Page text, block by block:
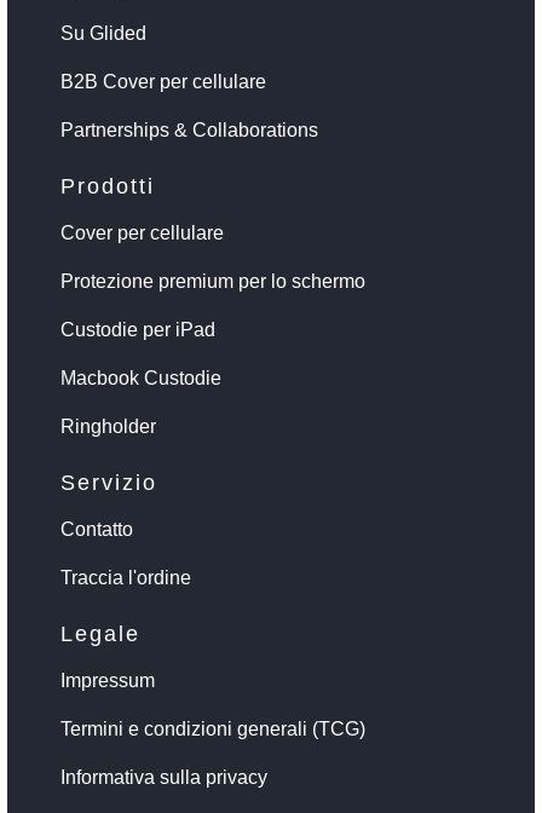
Su Glided
B2B Cover per cellulare
Partnerships & Collaborations
Prodotti
Cover per cellulare
Protezione premium per lo schermo
Custodie per iPad
Macbook Custodie
Ringholder
Servizio
Contatto
Traccia l'ordine
Legale
Impressum
Termini e condizioni generali (TCG)
Informativa sulla privacy